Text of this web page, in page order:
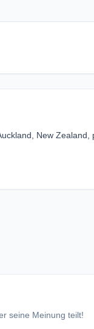
New Zealand,
seine Meinung teilt!